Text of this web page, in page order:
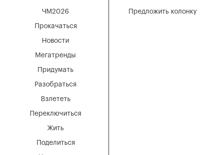
Мегатренды
Придумать
Разобраться
Взлететь
Новости
Переключиться
Жить
Поделиться
ЧМ2026
Прокачаться
Предложить колонку